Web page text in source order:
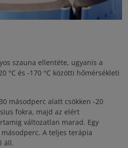
szauna ellentéte, ugyanis a
°C és -170 °C közötti hőmérsékleti
másodperc alatt csökken -20
fokra, majd az elért
változatlan marad. Egy
A teljes terápia
áll.